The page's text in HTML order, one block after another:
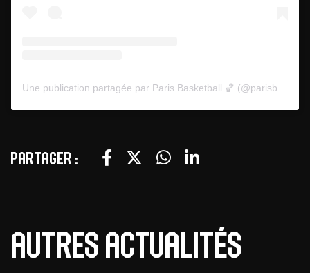
Partager :
Autres actualités